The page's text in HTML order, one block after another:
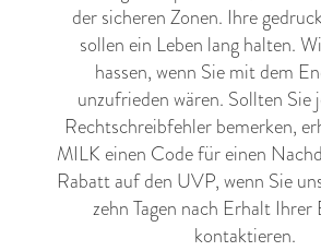
der sicheren Zonen. Ihre
sollen ein Leben lang halten.
hassen, wenn Sie mit dem
unzufrieden wären. Sollten Sie
Rechtschreibfehler bemerken,
MILK einen Code für einen
Rabatt auf den UVP, wenn Sie
zehn Tagen nach Erhalt Ihrer
kontaktieren.